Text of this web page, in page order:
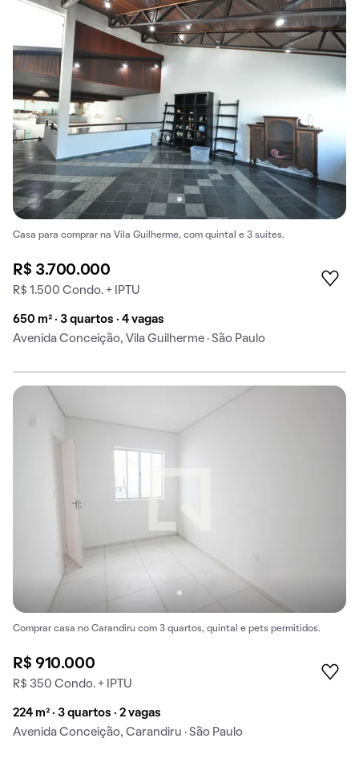
Casa para comprar na Vila Guilherme, com quintal e 3 suítes.
R$ 3.700.000
R$ 1.500 Condo. + IPTU
650 m² · 3 quartos · 4 vagas
Avenida Conceição, Vila Guilherme · São Paulo
Comprar casa no Carandiru com 3 quartos, quintal e pets permitidos.
R$ 910.000
R$ 350 Condo. + IPTU
224 m² · 3 quartos · 2 vagas
Avenida Conceição, Carandiru · São Paulo